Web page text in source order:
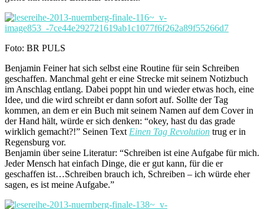
Foto: BR PULS
Benjamin Feiner hat sich selbst eine Routine für sein Schreiben
geschaffen. Manchmal geht er eine Strecke mit seinem Notizbuch
im Anschlag entlang. Dabei poppt hin und wieder etwas hoch, eine
Idee, und die wird schreibt er dann sofort auf. Sollte der Tag
kommen, an dem er ein Buch mit seinem Namen auf dem Cover in
der Hand hält, würde er sich denken: “okey, hast du das grade
wirklich gemacht?!” Seinen Text Einen Tag Revolution trug er in
Regensburg vor.
Benjamin über seine Literatur: “Schreiben ist eine Aufgabe für mich.
Jeder Mensch hat einfach Dinge, die er gut kann, für die er
geschaffen ist…Schreiben brauch ich, Schreiben – ich würde eher
sagen, es ist meine Aufgabe.”